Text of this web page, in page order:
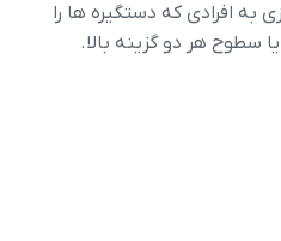
به افرادی که دستگیره ها را
سطوح هر دو گزینه بالا.